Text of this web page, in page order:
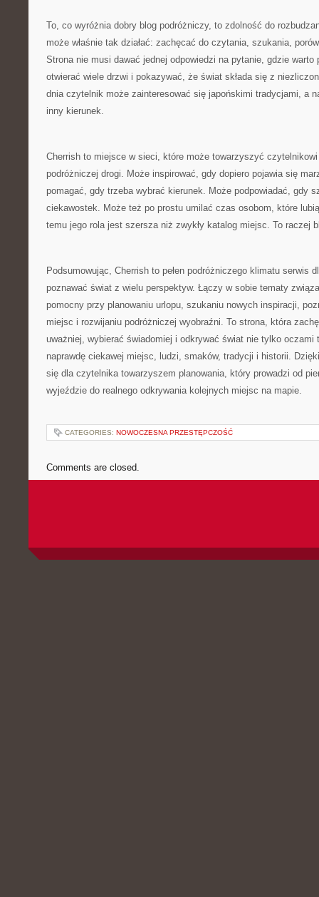
To, co wyróżnia dobry blog podróżniczy, to zdolność do
może właśnie tak działać: zachęcać do czytania, szukania,
Strona nie musi dawać jednej odpowiedzi na pytanie, gdzie warto
otwierać wiele drzwi i pokazywać, że świat składa się z
dnia czytelnik może zainteresować się japońskimi tradycjami, a
inny kierunek.
Cherrish to miejsce w sieci, które może towarzyszyć
podróżniczej drogi. Może inspirować, gdy dopiero pojawia się
pomagać, gdy trzeba wybrać kierunek. Może podpowiadać, gdy
ciekawostek. Może też po prostu umilać czas osobom, które
temu jego rola jest szersza niż zwykły katalog miejsc. To raczej
Podsumowując, Cherrish to pełen podróżniczego klimatu serwis
poznawać świat z wielu perspektyw. Łączy w sobie tematy
pomocny przy planowaniu urlopu, szukaniu nowych inspiracji,
miejsc i rozwijaniu podróżniczej wyobraźni. To strona, która
uważniej, wybierać świadomiej i odkrywać świat nie tylko oczami
naprawdę ciekawej miejsc, ludzi, smaków, tradycji i historii.
się dla czytelnika towarzyszem planowania, który prowadzi od
wyjeździe do realnego odkrywania kolejnych miejsc na mapie.
CATEGORIES: NOWOCZESNA PRZESTĘPCZOŚĆ
Comments are closed.